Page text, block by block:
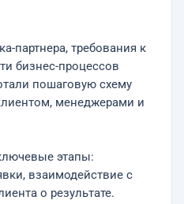
партнера, требования к
бизнес-процессов
пошаговую схему
менеджерами и
этапы:
взаимодействие с
о результате.